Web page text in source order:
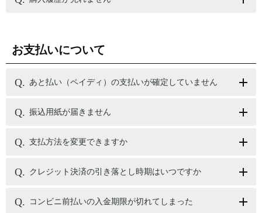
お支払いについて
あと払い（ペイディ）の支払いが確定していません
振込用紙が届きません
支払方法を変更できますか
クレジット決済の引き落とし時期はいつですか
コンビニ前払いの入金期限が切れてしまった